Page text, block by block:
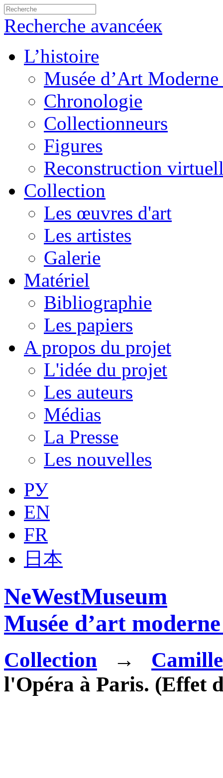
Recherche avancéeк
L’histoire
Musée d’Art
Chronologie
Collectionneurs
Figures
Reconstruction
Collection
Les œuvres d'art
Les artistes
Galerie
Matériel
Bibliographie
Les papiers
A propos du projet
L'idée du projet
Les auteurs
Médias
La Presse
Les nouvelles
РУ
EN
FR
日本
NeWestMuseum
Musée d’art
Collection →
l'Opéra à Paris. (Effet